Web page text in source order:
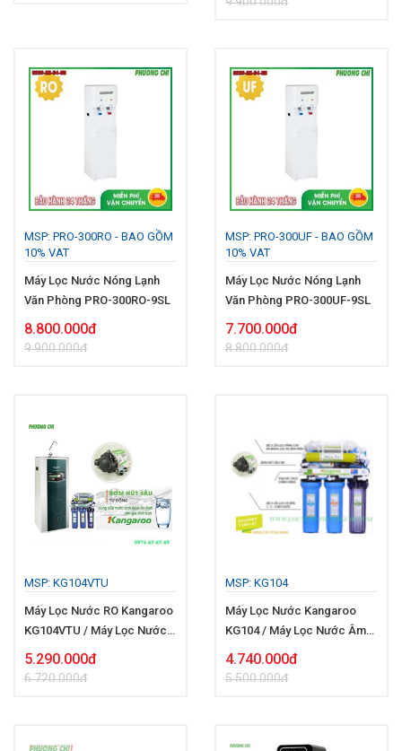
MSP: PRO-300RO - BAO GỒM
10% VAT
Máy Lọc Nước Nóng Lạnh
Văn Phòng PRO-300RO-9SL
8.800.000đ
9.900.000đ
MSP: PRO-300UF - BAO GỒM
10% VAT
Máy Lọc Nước Nóng Lạnh
Văn Phòng PRO-300UF-9SL
7.700.000đ
8.800.000đ
MSP: KG104VTU
Máy Lọc Nước RO Kangaroo
KG104VTU / Máy Lọc Nước
Giếng
5.290.000đ
6.720.000đ
MSP: KG104
Máy Lọc Nước Kangaroo
KG104 / Máy Lọc Nước Âm
Tủ 7 Lõi Lọc
4.740.000đ
5.500.000đ